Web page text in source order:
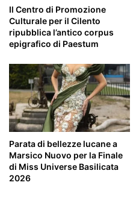
Il Centro di Promozione
Culturale per il Cilento
ripubblica l’antico corpus
epigrafico di Paestum
Parata di bellezze lucane a
Marsico Nuovo per la Finale
di Miss Universe Basilicata
2026